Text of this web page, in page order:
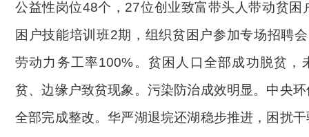
公益性岗位48个，27位创业致富带头人带动贫困
困户技能培训班2期，组织贫困户参加专场招聘
劳动力务工率100%。贫困人口全部成功脱贫，
贫、边缘户致贫现象。 污染防治成效明显。中央
全部完成整改。华严湖退垸还湖稳步推进，困扰